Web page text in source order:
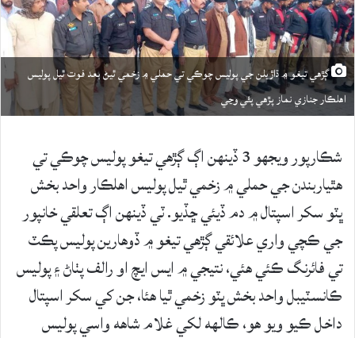
ڳڙهي تيغو ۾ ڌاڙيلن جي پوليس چوڪي تي حملي ۾ زخمي ٿيڻ بعد فوت ٿيل پوليس
اهلڪار جنازي نماز پڙهي پئي وڃي
شڪارپور ويجهو 3 ڏينهن اڳ ڳڙهي تيغو پوليس چوڪي تي
هٿياربندن جي حملي ۾ زخمي ٿيل پوليس اهلڪار واحد بخش
ڀٽو سکر اسپتال ۾ دم ڏيئي ڇڏيو. ٽي ڏينهن اڳ تعلقي خانپور
جي ڪچي واري علائقي ڳڙهي تيغو ۾ ڏوهارين پوليس پڪٽ
تي فائرنگ ڪئي هئي، نتيجي ۾ ايس ايچ او رالف پٺاڻ ۽ پوليس
ڪانسٽيبل واحد بخش ڀٽو زخمي ٿيا هئا، جن کي سکر اسپتال
داخل ڪيو ويو هو، ڪالهه لکي غلام شاهه واسي پوليس